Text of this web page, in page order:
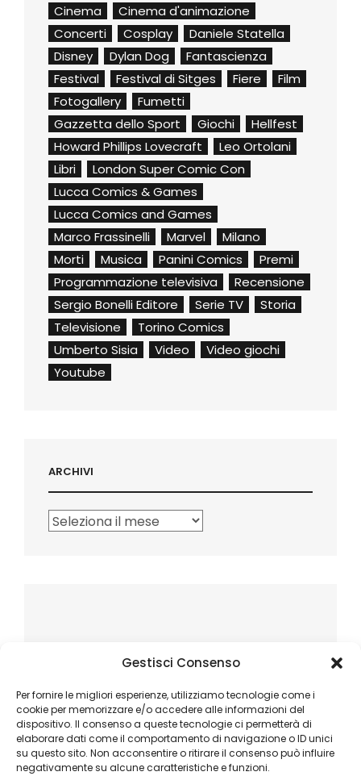
Gestisci Consenso
Per fornire le migliori esperienze, utilizziamo tecnologie come i
cookie per memorizzare e/o accedere alle informazioni del
dispositivo. Il consenso a queste tecnologie ci permetterà di
elaborare dati come il comportamento di navigazione o ID unici
su questo sito. Non acconsentire o ritirare il consenso può influire
negativamente su alcune caratteristiche e funzioni.
Cinema
Cinema d'animazione
Concerti
Cosplay
Daniele Statella
Disney
Dylan Dog
Fantascienza
Festival
Festival di Sitges Fiere
Film
Fotogallery
Fumetti
Gazzetta dello Sport
Giochi
Hellfest
Howard Phillips Lovecraft
Leo Ortolani
Libri
London Super Comic Con
Lucca Comics & Games
Lucca Comics and Games
Marco Frassinelli
Marvel
Milano
Morti
Musica Panini Comics
Premi
Programmazione televisiva
Recensione
Sergio Bonelli Editore
Serie TV
Storia
Televisione
Torino Comics
Umberto Sisia
Video
Video giochi
Youtube
ARCHIVI
Archivi